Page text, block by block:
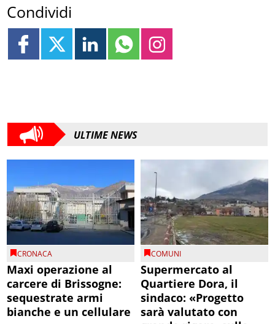
Condividi
ULTIME NEWS
CRONACA
Maxi operazione al
carcere di Brissogne:
sequestrate armi
bianche e un cellulare
COMUNI
Supermercato al
Quartiere Dora, il
sindaco: «Progetto
sarà valutato con